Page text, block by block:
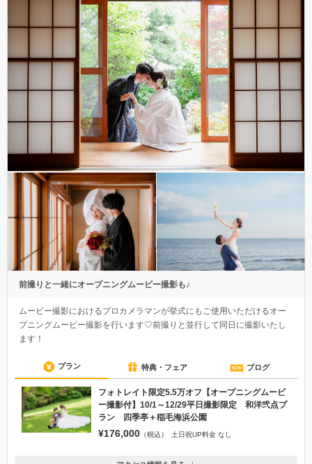
前撮りと一緒にオープニングムービー撮影も♪
ムービー撮影におけるプロカメラマンが挙式にもご使用いただけるオー
プニングムービー撮影を行います♡前撮りと並行して同日に撮影いたし
ます！
プラン 特典・フェア ブログ
フォトレイト限定5.5万オフ【オープニングムービ
ー撮影付】10/1～12/29平日撮影限定 和洋弐点プ
ラン 四季亭＋稲毛海浜公園
¥176,000 （税込） 土日祝UP料金 なし